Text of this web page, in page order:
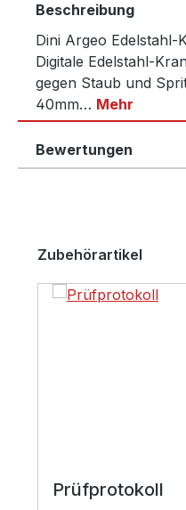
Beschreibung
Dini Argeo Edelstahl-
Digitale Edelstahl-
gegen Staub und
40mm… Mehr
Bewertungen
Produktgalerie
Zubehörartikel
Prüfprotokoll